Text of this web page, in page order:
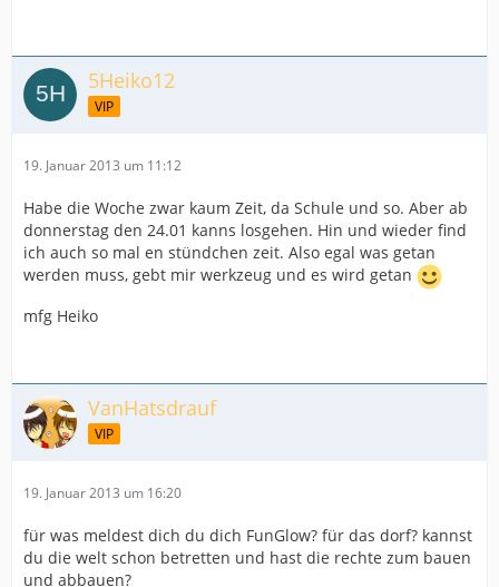
5Heiko12
VIP
19. Januar 2013 um 11:12
Habe die Woche zwar kaum Zeit, da Schule und so. Aber ab
donnerstag den 24.01 kanns losgehen. Hin und wieder find
ich auch so mal en stündchen zeit. Also egal was getan
werden muss, gebt mir werkzeug und es wird getan
mfg Heiko
VanHatsdrauf
VIP
19. Januar 2013 um 16:20
für was meldest dich du dich FunGlow? für das dorf? kannst
du die welt schon betretten und hast die rechte zum bauen
und abbauen?